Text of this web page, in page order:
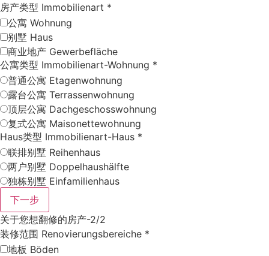
房产类型 Immobilienart *
公寓 Wohnung
别墅 Haus
商业地产 Gewerbefläche
公寓类型 Immobilienart-Wohnung *
普通公寓 Etagenwohnung
露台公寓 Terrassenwohnung
顶层公寓 Dachgeschosswohnung
复式公寓 Maisonettewohnung
Haus类型 Immobilienart-Haus *
联排别墅 Reihenhaus
两户别墅 Doppelhaushälfte
独栋别墅 Einfamilienhaus
下一步
关于您想翻修的房产-2/2
装修范围 Renovierungsbereiche *
地板 Böden